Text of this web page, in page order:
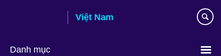
Việt Nam
Danh mục